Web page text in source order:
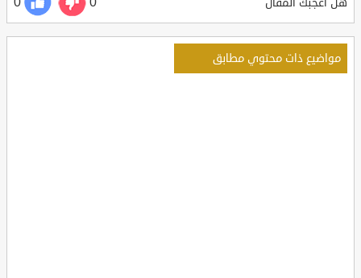
مواضيع ذات محتوي مطابق